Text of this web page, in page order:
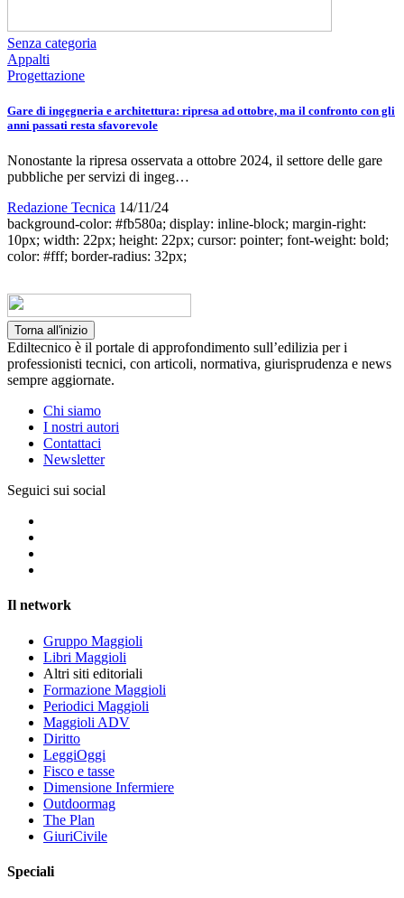
Senza categoria
Appalti
Progettazione
Gare di ingegneria e architettura: ripresa ad ottobre, ma il confronto con gli
anni passati resta sfavorevole
Nonostante la ripresa osservata a ottobre 2024, il settore delle gare
pubbliche per servizi di ingeg…
Redazione Tecnica 14/11/24
background-color: #fb580a; display: inline-block; margin-right:
10px; width: 22px; height: 22px; cursor: pointer; font-weight: bold;
color: #fff; border-radius: 32px;
Torna all'inizio
Ediltecnico è il portale di approfondimento sull’edilizia per i
professionisti tecnici, con articoli, normativa, giurisprudenza e news
sempre aggiornate.
Chi siamo
I nostri autori
Contattaci
Newsletter
Seguici sui social
Il network
Gruppo Maggioli
Libri Maggioli
Altri siti editoriali
Formazione Maggioli
Periodici Maggioli
Maggioli ADV
Diritto
LeggiOggi
Fisco e tasse
Dimensione Infermiere
Outdoormag
The Plan
GiuriCivile
Speciali